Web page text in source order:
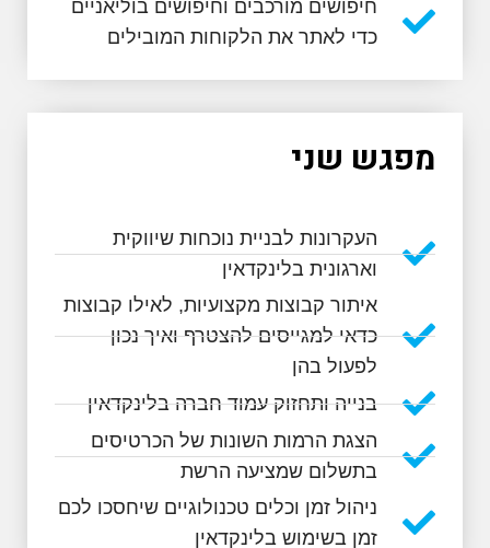
חיפושים מורכבים וחיפושים בוליאניים
כדי לאתר את הלקוחות המובילים
מפגש שני
העקרונות לבניית נוכחות שיווקית
וארגונית בלינקדאין
איתור קבוצות מקצועיות, לאילו קבוצות
כדאי למגייסים להצטרף ואיך נכון
לפעול בהן​
בנייה ותחזוק עמוד חברה בלינקדאין
הצגת הרמות השונות של הכרטיסים
בתשלום שמציעה הרשת
ניהול זמן וכלים טכנולוגיים שיחסכו לכם
זמן בשימוש בלינקדאין